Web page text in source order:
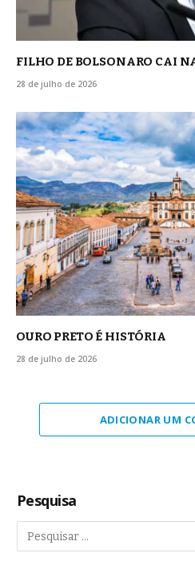
FILHO DE BOLSONARO CAI
28 de julho de 2026
OURO PRETO É HISTÓRIA
28 de julho de 2026
ADICIONAR UM
Pesquisa